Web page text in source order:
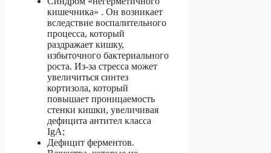
кишечника» . Он возникает
вследствие воспалительного
процесса, который
раздражает кишку,
избыточного бактериального
роста. Из-за стресса может
увеличиться синтез
кортизола, который
повышает проницаемость
стенки кишки, увеличивая
дефицита антител класса
IgA;
Дефицит ферментов.